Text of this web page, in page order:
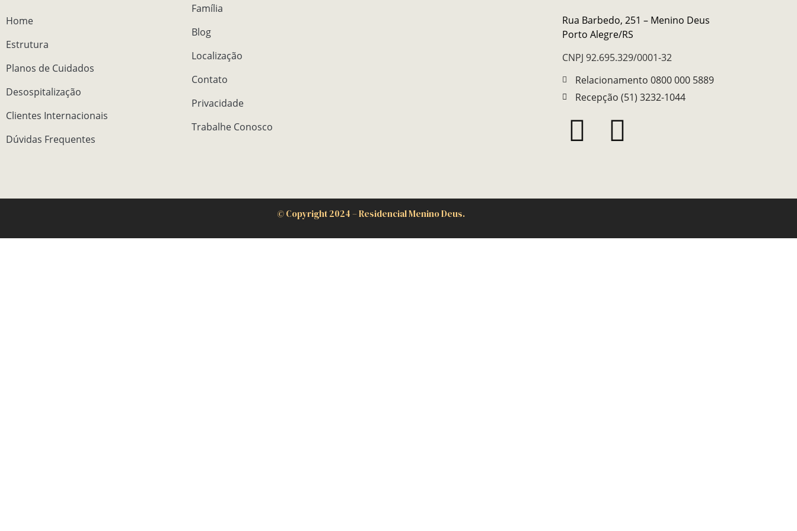
Home
Estrutura
Planos de Cuidados
Desospitalização
Clientes Internacionais
Dúvidas Frequentes
Família
Blog
Localização
Contato
Privacidade
Trabalhe Conosco
Rua Barbedo, 251 – Menino Deus
Porto Alegre/RS
CNPJ 92.695.329/0001-32
Relacionamento 0800 000 5889
Recepção (51) 3232-1044
©Copyright 2024 – Residencial Menino Deus.